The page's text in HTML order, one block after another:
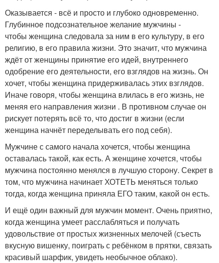
Оказывается - всё и просто и глубоко одновременно.
Глубинное подсознательное желание мужчины -
чтобы женщина следовала за ним в его культуру, в его
религию, в его правила жизни. Это значит, что мужчина
ждёт от женщины принятие его идей, внутреннего
одобрение его деятельности, его взглядов на жизнь. Он
хочет, чтобы женщина придерживалась этих взглядов.
Иначе говоря, чтобы женщина влилась в его жизнь, не
меняя его направления жизни . В противном случае он
рискует потерять всё то, что достиг в жизни (если
женщина начнёт переделывать его под себя).
Мужчине с самого начала хочется, чтобы женщина
оставалась такой, как есть. А женщине хочется, чтобы
мужчина постоянно менялся в лучшую сторону. Секрет в
том, что мужчина начинает ХОТЕТЬ меняться только
тогда, когда женщина приняла ЕГО таким, какой он есть.
И ещё один важный для мужчин момент. Очень приятно,
когда женщина умеет расслабляться и получать
удовольствие от простых жизненных мелочей (съесть
вкусную вишенку, поиграть с ребёнком в прятки, связать
красивый шарфик, увидеть необычное облако).